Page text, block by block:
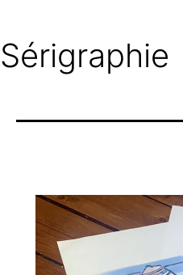
Sérigraphie